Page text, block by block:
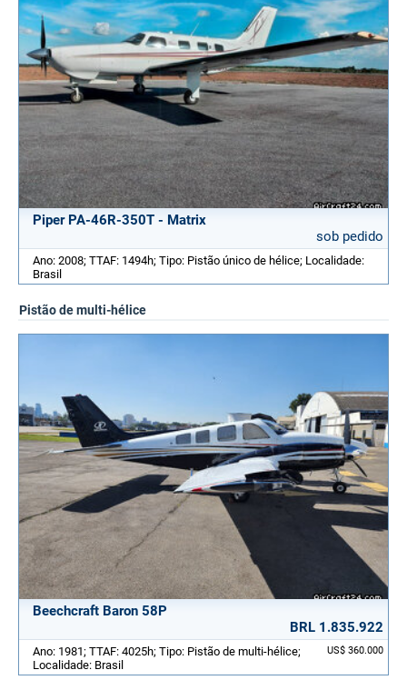
Piper PA-46R-350T - Matrix
sob pedido
Ano: 2008; TTAF: 1494h; Tipo: Pistão único de hélice; Localidade:
Brasil
Pistão de multi-hélice
Beechcraft Baron 58P
BRL 1.835.922
US$ 360.000
Ano: 1981; TTAF: 4025h; Tipo: Pistão de multi-hélice;
Localidade: Brasil